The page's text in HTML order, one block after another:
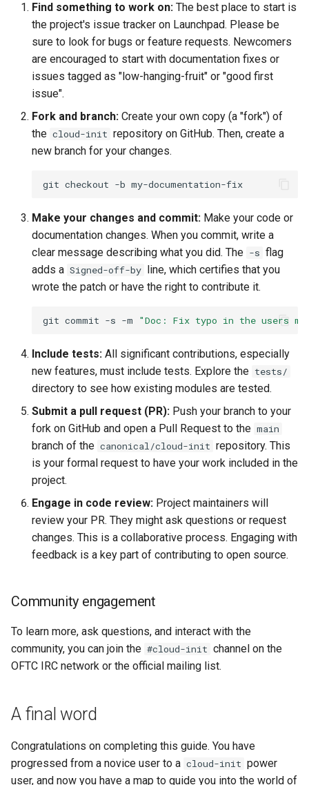
Find something to work on: The best place to start is
the project's issue tracker on Launchpad. Please be
sure to look for bugs or feature requests. Newcomers
are encouraged to start with documentation fixes or
issues tagged as "low-hanging-fruit" or "good first
issue".
Fork and branch: Create your own copy (a "fork") of
the cloud-init repository on GitHub. Then, create a
new branch for your changes.
git checkout -b
Make your changes and commit: Make your code or
documentation changes. When you commit, write a
clear message describing what you did. The -s flag
adds a Signed-off-by line, which certifies that you
wrote the patch or have the right to contribute it.
git commit -s -m "Doc: Fix typo in the users
Include tests: All significant contributions, especially
new features, must include tests. Explore the tests/
directory to see how existing modules are tested.
Submit a pull request (PR): Push your branch to your
fork on GitHub and open a Pull Request to the main
branch of the canonical/cloud-init repository. This
is your formal request to have your work included in the
project.
Engage in code review: Project maintainers will
review your PR. They might ask questions or request
changes. This is a collaborative process. Engaging with
feedback is a key part of contributing to open source.
Community engagement
To learn more, ask questions, and interact with the
community, you can join the #cloud-init channel on the
OFTC IRC network or the official mailing list.
A final word
Congratulations on completing this guide. You have
progressed from a novice user to a cloud-init power
user, and now you have a map to guide you into the world of